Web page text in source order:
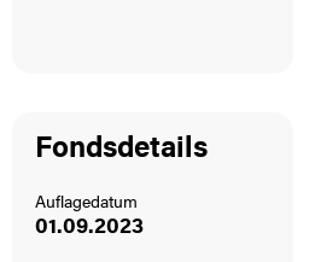
Fondsdetails
Auflagedatum
01.09.2023